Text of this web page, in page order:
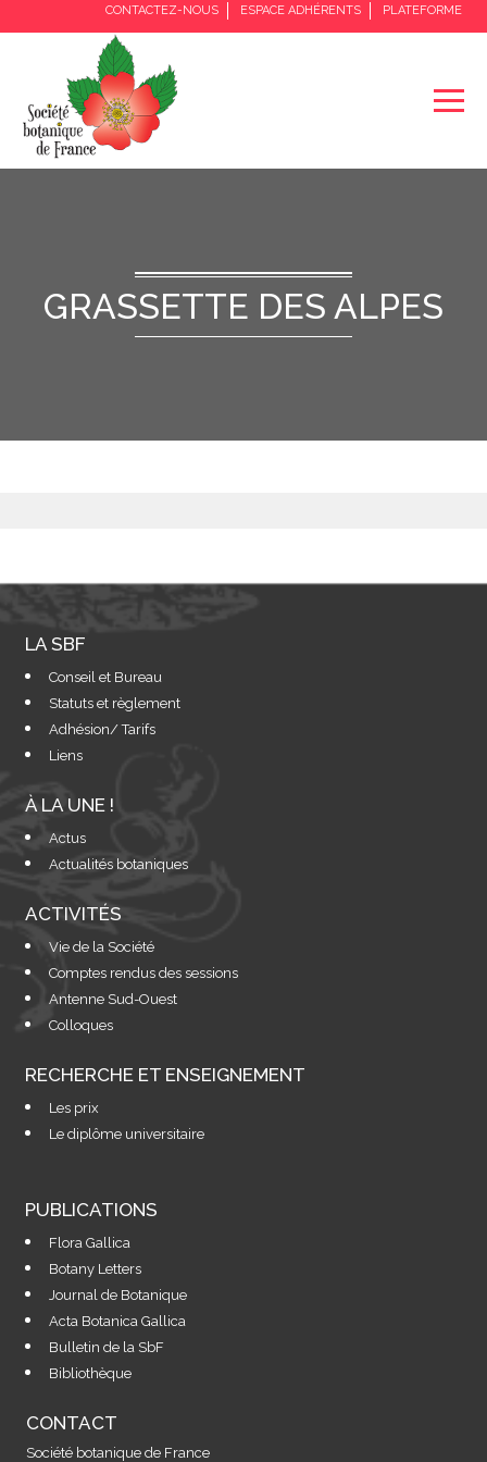
CONTACTEZ-NOUS ESPACE ADHÉRENTS PLATEFORME
GRASSETTE DES ALPES
LA SBF
Conseil et Bureau
Statuts et règlement
Adhésion/ Tarifs
Liens
À LA UNE !
Actus
Actualités botaniques
ACTIVITÉS
Vie de la Société
Comptes rendus des sessions
Antenne Sud-Ouest
Colloques
RECHERCHE ET ENSEIGNEMENT
Les prix
Le diplôme universitaire
PUBLICATIONS
Flora Gallica
Botany Letters
Journal de Botanique
Acta Botanica Gallica
Bulletin de la SbF
Bibliothèque
CONTACT
Société botanique de France